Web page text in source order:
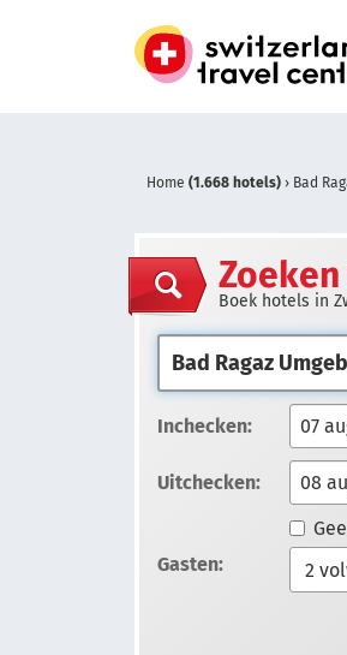
Home (1.668 hotels) › Bad
Boek hotels in
Inchecken:
Uitchecken:
Gasten: